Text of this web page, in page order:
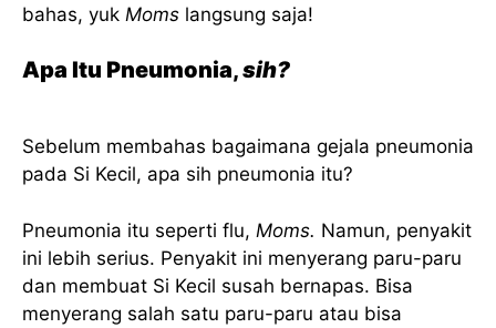
bahas, yuk Moms langsung saja!
Apa Itu Pneumonia,sih?
Sebelum membahas bagaimana gejala pneumonia
pada Si Kecil, apa sih pneumonia itu?
Pneumonia itu seperti flu, Moms. Namun, penyakit
ini lebih serius. Penyakit ini menyerang paru-paru
dan membuat Si Kecil susah bernapas. Bisa
menyerang salah satu paru-paru atau bisa